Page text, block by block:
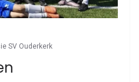
SV Ouderkerk